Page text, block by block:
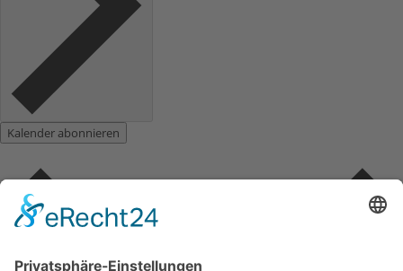
Kalender abonnieren